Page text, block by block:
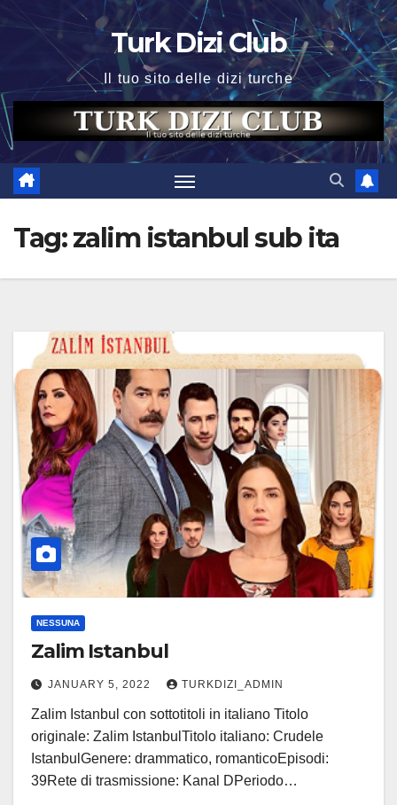
Turk Dizi Club
Il tuo sito delle dizi turche
Tag:zalim istanbul sub ita
NESSUNA
Zalim Istanbul
JANUARY 5, 2022 TURKDIZI_ADMIN
Zalim Istanbul con sottotitoli in italiano Titolo
originale: Zalim IstanbulTitolo italiano: Crudele
IstanbulGenere: drammatico, romanticoEpisodi:
39Rete di trasmissione: Kanal DPeriodo…